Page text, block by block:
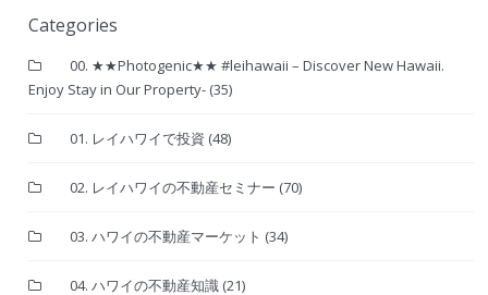
Categories
00. ★★Photogenic★★ #leihawaii – Discover New Hawaii.
Enjoy Stay in Our Property- (35)
01. レイハワイで投資 (48)
02. レイハワイの不動産セミナー (70)
03. ハワイの不動産マーケット (34)
04. ハワイの不動産知識 (21)